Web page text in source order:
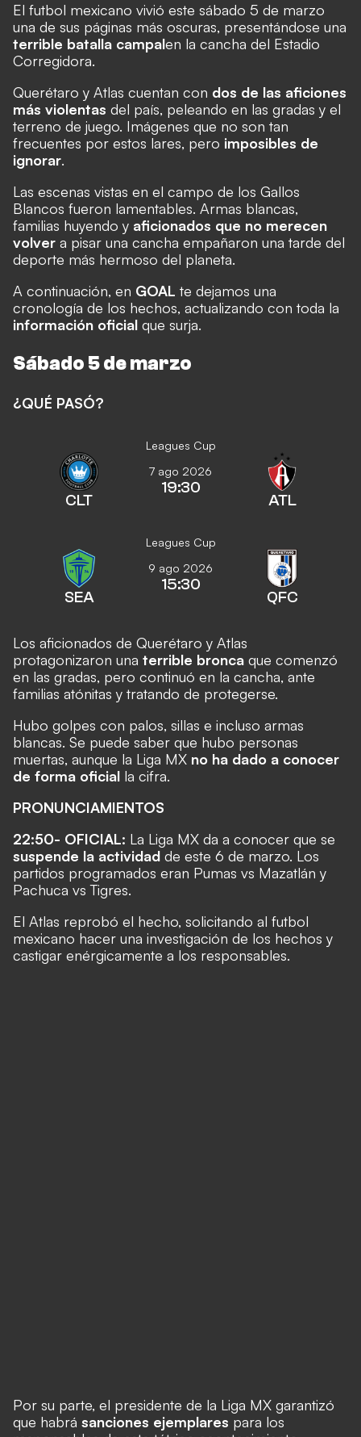
El futbol mexicano vivió este sábado 5 de marzo
una de sus páginas más oscuras, presentándose una
terrible batalla campalen la cancha del Estadio
Corregidora.
Querétaro y Atlas cuentan con dos de las aficiones
más violentas del país, peleando en las gradas y el
terreno de juego. Imágenes que no son tan
frecuentes por estos lares, pero imposibles de
ignorar.
Las escenas vistas en el campo de los Gallos
Blancos fueron lamentables. Armas blancas,
familias huyendo y aficionados que no merecen
volver a pisar una cancha empañaron una tarde del
deporte más hermoso del planeta.
A continuación, en GOAL te dejamos una
cronología de los hechos, actualizando con toda la
información oficial que surja.
Sábado 5 de marzo
¿QUÉ PASÓ?
Leagues Cup
CLT
7 ago 2026
19:30
ATL
Leagues Cup
SEA
9 ago 2026
15:30
QFC
Los aficionados de Querétaro y Atlas
protagonizaron una terrible bronca que comenzó
en las gradas, pero continuó en la cancha, ante
familias atónitas y tratando de protegerse.
Hubo golpes con palos, sillas e incluso armas
blancas. Se puede saber que hubo personas
muertas, aunque la Liga MX no ha dado a conocer
de forma oficial la cifra.
PRONUNCIAMIENTOS
22:50- OFICIAL: La Liga MX da a conocer que se
suspende la actividad de este 6 de marzo. Los
partidos programados eran Pumas vs Mazatlán y
Pachuca vs Tigres.
El Atlas reprobó el hecho, solicitando al futbol
mexicano hacer una investigación de los hechos y
castigar enérgicamente a los responsables.
Por su parte, el presidente de la Liga MX garantizó
que habrá sanciones ejemplares para los